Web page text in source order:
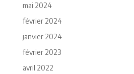
mai 2024
février 2024
janvier 2024
février 2023
avril 2022